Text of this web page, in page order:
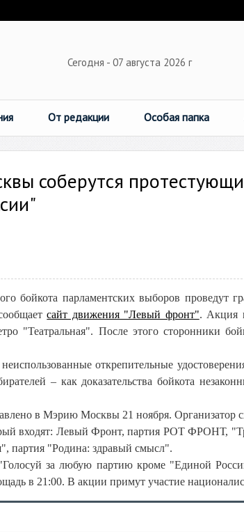
Сегодня - 07 августа 2026 г
От редакции Особая папка
соберутся
бойкота парламентских выборов проведут
сайт движения "Левый фронт". Акция
"Театральная". После этого сторонники
открепительные
– как доказательства бойкота
в Мэрию Москвы 21 ноября. Организатор
входят: Левый Фронт, партия РОТ ФРОНТ,
партия "Родина: здравый смысл".
за любую партию кроме "Единой
в 21:00. В акции примут участие